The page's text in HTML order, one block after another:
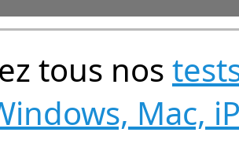
tous nos
Mac,